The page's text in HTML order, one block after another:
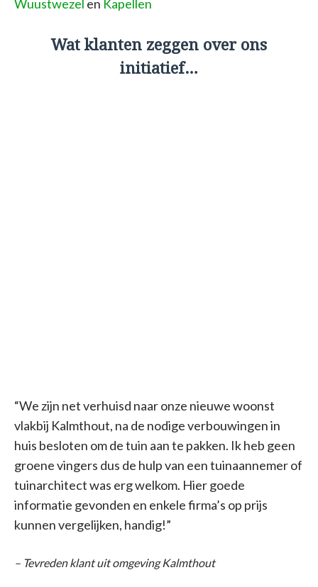
Wuustwezel en Kapellen
Wat klanten zeggen over ons
initiatief…
“We zijn net verhuisd naar onze nieuwe woonst
vlakbij Kalmthout, na de nodige verbouwingen in
huis besloten om de tuin aan te pakken. Ik heb geen
groene vingers dus de hulp van een tuinaannemer of
tuinarchitect was erg welkom. Hier goede
informatie gevonden en enkele firma’s op prijs
kunnen vergelijken, handig!”
– Tevreden klant uit omgeving Kalmthout